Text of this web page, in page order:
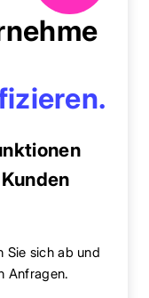
Sie sich ab und
Anfragen.